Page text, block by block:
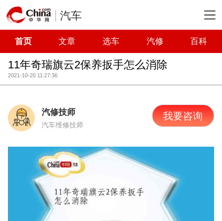
汽车
首页 文章 选车 汽修 百科
11年奇瑞旗云2保养扳手怎么消除
2021-10-20 11:27:36
汽修技师
汽车维修技师
我要咨询